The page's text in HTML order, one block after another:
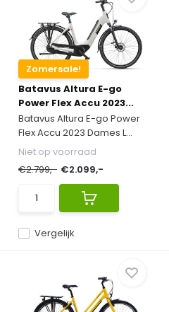
Zomersale!
Batavus Altura E-go
Power Flex Accu 2023...
Batavus Altura E-go Power
Flex Accu 2023 Dames L...
Vergelijk
Niet op voorraad
€2.799,- €2.099,-